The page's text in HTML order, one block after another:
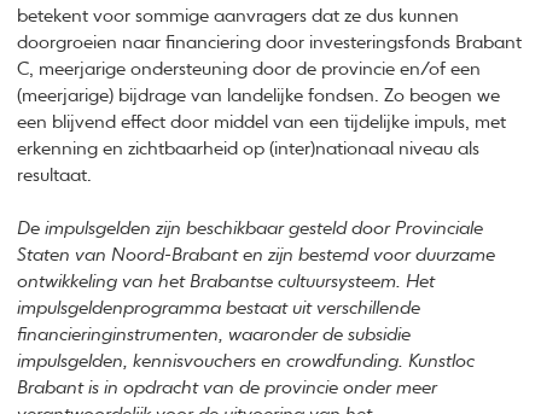
betekent voor sommige aanvragers dat ze dus kunnen
doorgroeien naar financiering door investeringsfonds Brabant
C, meerjarige ondersteuning door de provincie en/of een
(meerjarige) bijdrage van landelijke fondsen. Zo beogen we
een blijvend effect door middel van een tijdelijke impuls, met
erkenning en zichtbaarheid op (inter)nationaal niveau als
resultaat.
De impulsgelden zijn beschikbaar gesteld door Provinciale
Staten van Noord-Brabant en zijn bestemd voor duurzame
ontwikkeling van het Brabantse cultuursysteem. Het
impulsgeldenprogramma bestaat uit verschillende
financieringinstrumenten, waaronder de subsidie
impulsgelden, kennisvouchers en crowdfunding. Kunstloc
Brabant is in opdracht van de provincie onder meer